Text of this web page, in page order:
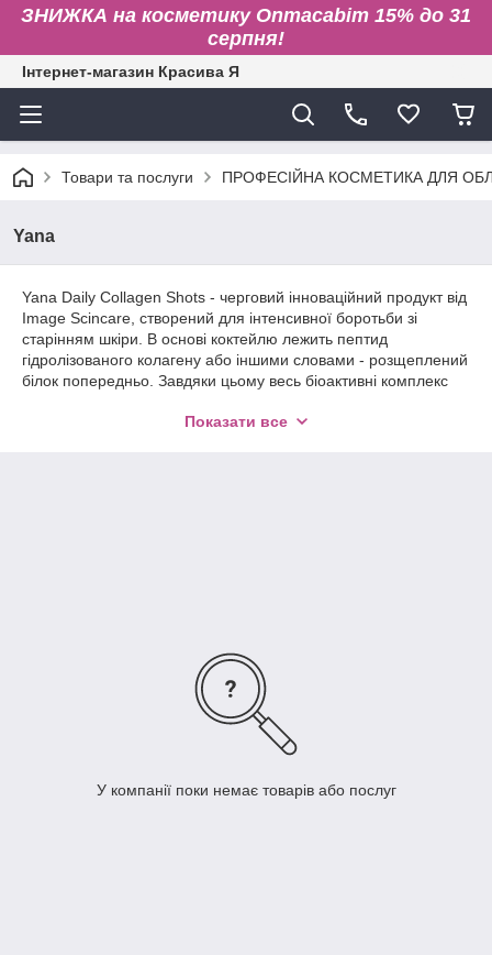
ЗНИЖКА на косметику Onmacabim 15% до 31
серпня!
Інтернет-магазин Красива Я
Товари та послуги ПРОФЕСІЙНА КОСМЕТИКА ДЛЯ
Yana
Yana Daily Collagen Shots - черговий інноваційний продукт від
Image Scincare, створений для інтенсивної боротьби зі
старінням шкіри. В основі коктейлю лежить пептид
гідролізованого колагену або іншими словами - розщеплений
білок попередньо. Завдяки цьому весь біоактивні комплекс
кількості засвоюється організмом, а самі молекули
Показати все
У компанії поки немає товарів або послуг